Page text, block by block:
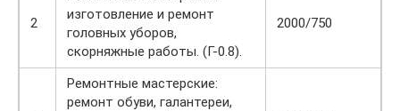
2
изготовление и ремонт
головных уборов,
скорняжные работы. (Г-0.8).
2000/750
Ремонтные мастерские:
ремонт обуви, галантереи,